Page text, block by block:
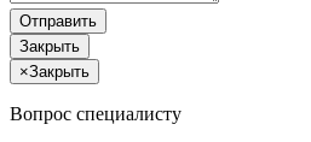
Отправить
Закрыть
×Закрыть
Вопрос специалисту